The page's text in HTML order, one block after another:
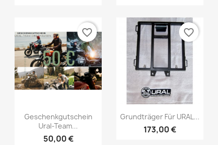
Geschenkgutschein
Ural-Team...
50,00 €
favorite_border
Grundträger Für URAL...
173,00 €
favorite_border